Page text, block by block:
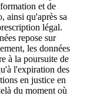
et de
ainsi qu'après sa
légal.
repose sur
les données
à la poursuite de
l'expiration des
en justice en
du moment où